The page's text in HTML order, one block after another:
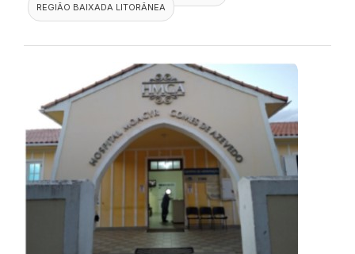
REGIÃO BAIXADA LITORÂNEA